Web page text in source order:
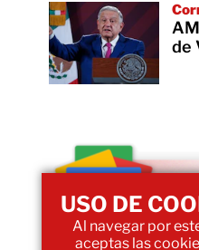
de
USO DE
Al navegar por
aceptas las